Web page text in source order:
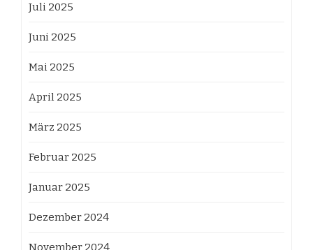
Juli 2025
Juni 2025
Mai 2025
April 2025
März 2025
Februar 2025
Januar 2025
Dezember 2024
November 2024